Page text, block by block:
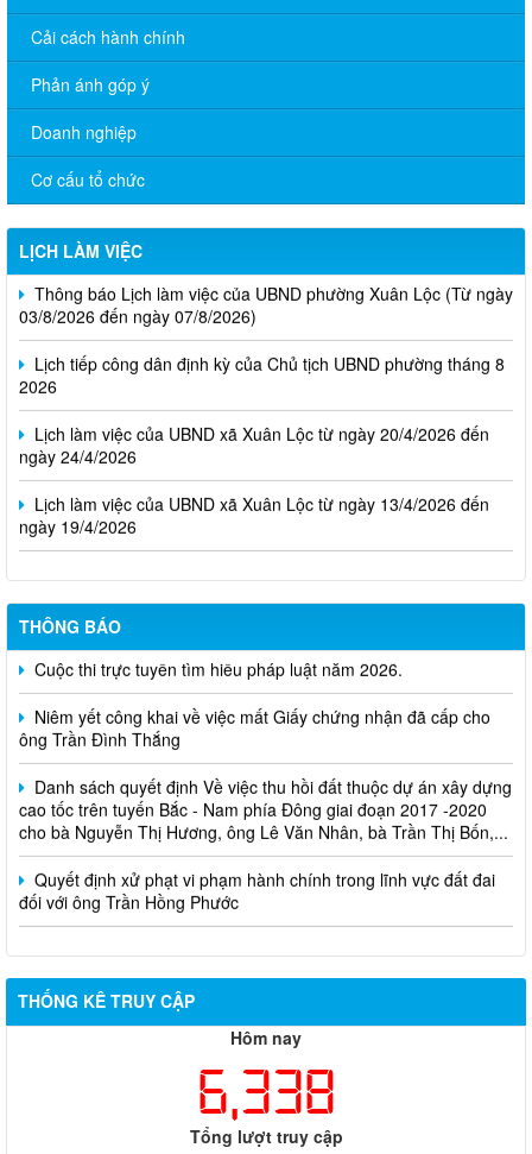
Cải cách hành chính
Phản ánh góp ý
Doanh nghiệp
Cơ cấu tổ chức
LỊCH LÀM VIỆC
Thông báo Lịch làm việc của UBND phường Xuân Lộc (Từ ngày
03/8/2026 đến ngày 07/8/2026)
Lịch tiếp công dân định kỳ của Chủ tịch UBND phường tháng 8
2026
Lịch làm việc của UBND xã Xuân Lộc từ ngày 20/4/2026 đến
ngày 24/4/2026
Lịch làm việc của UBND xã Xuân Lộc từ ngày 13/4/2026 đến
ngày 19/4/2026
THÔNG BÁO
Cuộc thi trực tuyến tìm hiểu pháp luật năm 2026.
Niêm yết công khai về việc mất Giấy chứng nhận đã cấp cho
ông Trần Đình Thắng
Danh sách quyết định Về việc thu hồi đất thuộc dự án xây dựng
cao tốc trên tuyến Bắc - Nam phía Đông giai đoạn 2017 -2020
cho bà Nguyễn Thị Hương, ông Lê Văn Nhân, bà Trần Thị Bốn,...
Quyết định xử phạt vi phạm hành chính trong lĩnh vực đất đai
đối với ông Trần Hồng Phước
THỐNG KÊ TRUY CẬP
Hôm nay
6,338
Tổng lượt truy cập